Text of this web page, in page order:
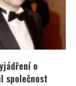
o
společnost